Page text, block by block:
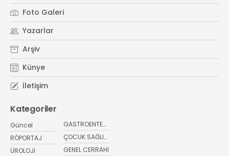
#sağlıkta bugünBayer #Dijital Sağlık ve Tarım Girişimleri Haritası
Foto Galeri
Yazarlar
Arşiv
Künye
İletişim
Kategoriler
Güncel
RÖPORTAJ
ÜROLOJİ
GASTROENTEROLOJİ
ÇOCUK SAĞLIĞI VE HASTALIKLARI
GENEL CERRAHİ